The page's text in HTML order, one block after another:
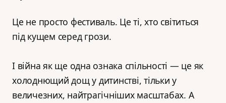
Це не просто фестиваль. Це ті, хто світиться
під кущем серед грози.
І війна як ще одна ознака спільності — це як
холоднющий дощ у дитинстві, тільки у
величезних, найтрагічніших масштабах. А